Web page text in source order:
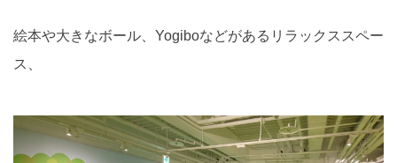
絵本や大きなボール、Yogiboなどがあるリラックススペー
ス、